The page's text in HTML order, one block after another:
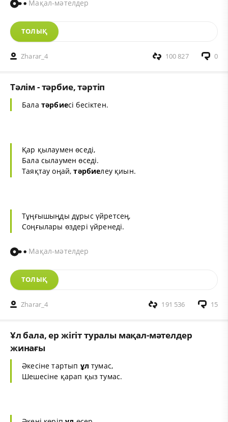
Мақал-мәтелдер
ТОЛЫҚ
Zharar_4 0
100 827
Тәлім - тәрбие, тәртіп
Бала тәрбиесі бесіктен.
Қар қылаумен өседі,
Бала сылаумен өседі.
Таяқтау оңай,тәрбиелеу қиын.
Тұңғышыңды дұрыс үйретсең,
Соңғылары өздері үйренеді.
Мақал-мәтелдер
ТОЛЫҚ
Zharar_4 15
191 536
Ұл бала, ер жігіт туралы мақал-мәтелдер
жинағы
Әкесіне тартып ұл тумас,
Шешесіне қарап қыз тумас.